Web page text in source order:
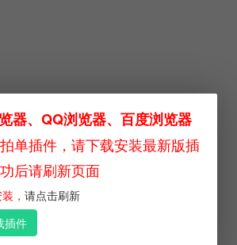
×
器、QQ浏览器、百度浏览器
单插件，请下载安装最新版插
后请刷新页面
， 请点击刷新
插件